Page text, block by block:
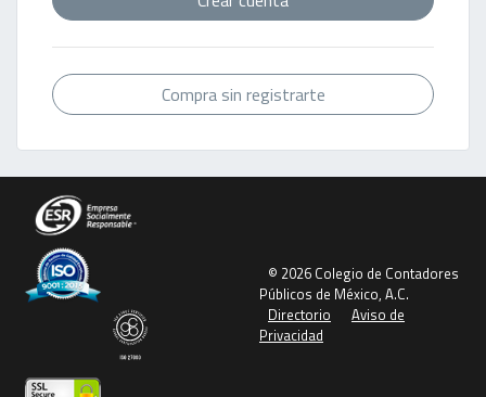
Compra sin registrarte
© 2026 Colegio de Contadores
Públicos de México, A.C.
Directorio
Aviso de
Privacidad